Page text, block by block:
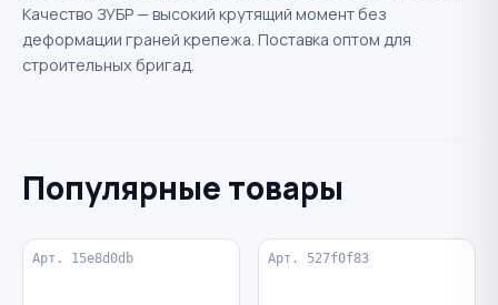
Качество ЗУБР — высокий крутящий момент без
деформации граней крепежа. Поставка оптом для
строительных бригад.
Популярные товары
Арт. 15e8d0db Арт. 527f0f83